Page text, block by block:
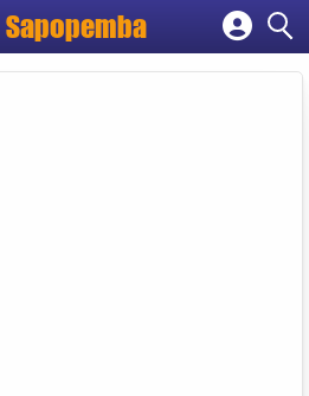
Sapopemba
Cadastrar empresa